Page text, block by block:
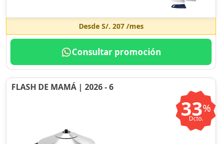
Desde S/. 207/mes
Consultar promoción
FLASH DE MAMÁ | 2026 - 6
33%
Dcto.